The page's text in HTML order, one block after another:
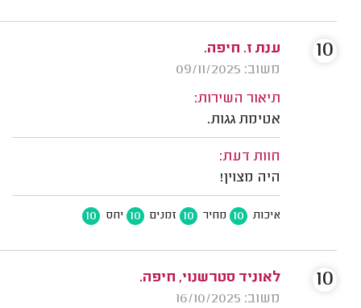
ענת ז. חיפה.
משוב: 09/11/2025
תיאור השירות:
אטימת גגות.
חוות דעת:
היה מצוין!
איכות 10 מחיר 10 זמנים 10 יחס 10
10
לאוניד סטרשנוי, חיפה.
משוב: 16/10/2025
10